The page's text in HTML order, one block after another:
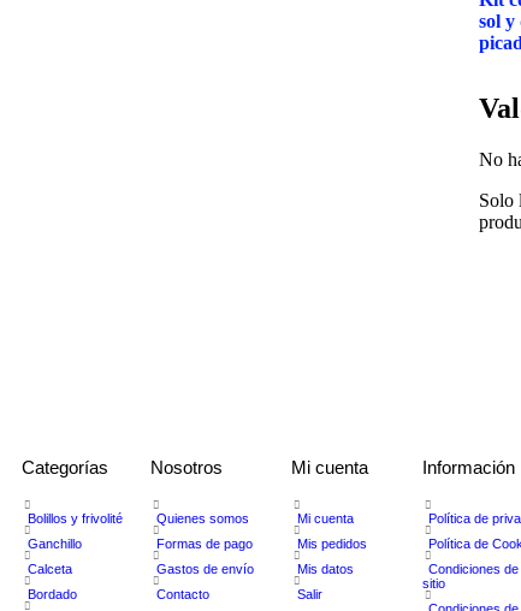
sol y
No
Solo
Categorías
Bolillos y frivolité
Ganchillo
Calceta
Bordado
Nosotros
Quienes somos
Formas de pago
Gastos de envío
Contacto
Mi cuenta
Mi cuenta
Mis pedidos
Mis datos
Salir
Información
Política de
Política de
Condiciones
sitio